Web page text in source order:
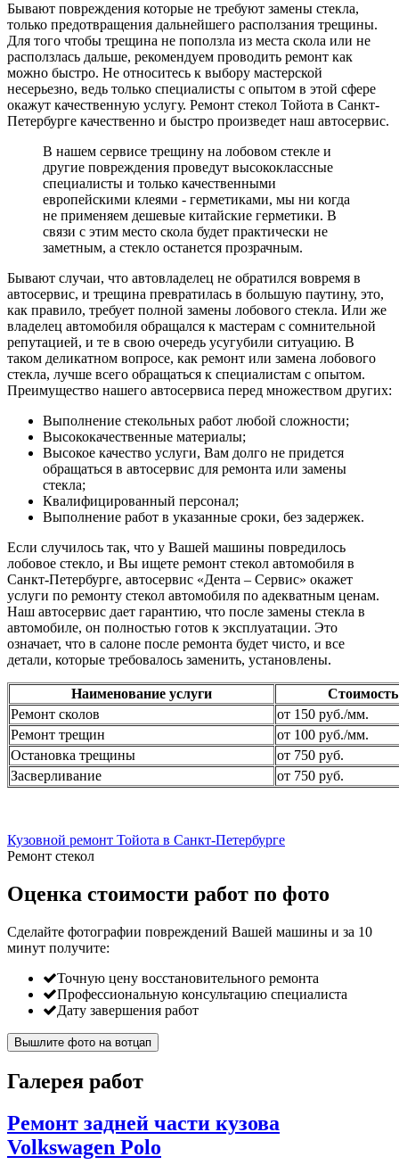
Бывают повреждения которые не требуют замены стекла,
только предотвращения дальнейшего расползания трещины.
Для того чтобы трещина не поползла из места скола или не
расползлась дальше, рекомендуем проводить ремонт как
можно быстро. Не относитесь к выбору мастерской
несерьезно, ведь только специалисты с опытом в этой сфере
окажут качественную услугу. Ремонт стекол Тойота в Санкт-
Петербурге качественно и быстро произведет наш автосервис.
В нашем сервисе трещину на лобовом стекле и
другие повреждения проведут высококлассные
специалисты и только качественными
европейскими клеями - герметиками, мы ни когда
не применяем дешевые китайские герметики. В
связи с этим место скола будет практически не
заметным, а стекло останется прозрачным.
Бывают случаи, что автовладелец не обратился вовремя в
автосервис, и трещина превратилась в большую паутину, это,
как правило, требует полной замены лобового стекла. Или же
владелец автомобиля обращался к мастерам с сомнительной
репутацией, и те в свою очередь усугубили ситуацию. В
таком деликатном вопросе, как ремонт или замена лобового
стекла, лучше всего обращаться к специалистам с опытом.
Преимущество нашего автосервиса перед множеством других:
Выполнение стекольных работ любой сложности;
Высококачественные материалы;
Высокое качество услуги, Вам долго не придется
обращаться в автосервис для ремонта или замены
стекла;
Квалифицированный персонал;
Выполнение работ в указанные сроки, без задержек.
Если случилось так, что у Вашей машины повредилось
лобовое стекло, и Вы ищете ремонт стекол автомобиля в
Санкт-Петербурге, автосервис «Дента – Сервис» окажет
услуги по ремонту стекол автомобиля по адекватным ценам.
Наш автосервис дает гарантию, что после замены стекла в
автомобиле, он полностью готов к эксплуатации. Это
означает, что в салоне после ремонта будет чисто, и все
детали, которые требовалось заменить, установлены.
Наименование услуги
Стоимость
Ремонт сколов
от 150 руб./мм.
Ремонт трещин
от 100 руб./мм.
Остановка трещины
от 750 руб.
Засверливание
от 750 руб.
Кузовной ремонт Тойота в Санкт-Петербурге
Ремонт стекол
Оценка стоимости работ по фото
Сделайте фотографии повреждений Вашей машины и за 10
минут получите:
Точную цену восстановительного ремонта
Профессиональную консультацию специалиста
Дату завершения работ
Вышлите фото на вотцап
Галерея работ
Ремонт задней части кузова
Volkswagen Polo